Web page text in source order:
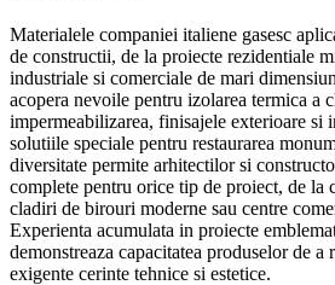
Materialele companiei italiene gasesc
de constructii, de la proiecte rezidentiale
industriale si comerciale de mari
acopera nevoile pentru izolarea termica a
impermeabilizarea, finisajele exterioare si
solutiile speciale pentru restaurarea
diversitate permite arhitectilor si
complete pentru orice tip de proiect, de la
cladiri de birouri moderne sau centre
Experienta acumulata in proiecte
demonstreaza capacitatea produselor de a
exigente cerinte tehnice si estetice.